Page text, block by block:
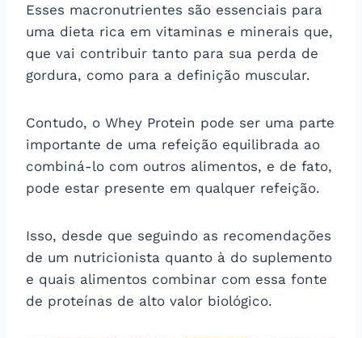
Esses macronutrientes são essenciais para
uma dieta rica em vitaminas e minerais que,
que vai contribuir tanto para sua perda de
gordura, como para a definição muscular.
Contudo, o Whey Protein pode ser uma parte
importante de uma refeição equilibrada ao
combiná-lo com outros alimentos, e de fato,
pode estar presente em qualquer refeição.
Isso, desde que seguindo as recomendações
de um nutricionista quanto à do suplemento
e quais alimentos combinar com essa fonte
de proteínas de alto valor biológico.